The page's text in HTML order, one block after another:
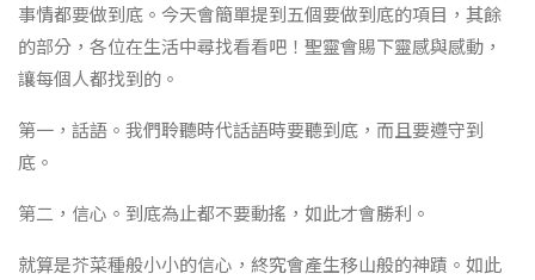
事情都要做到底。今天會簡單提到五個要做到底的項目，其餘
的部分，各位在生活中尋找看看吧！聖靈會賜下靈感與感動，
讓每個人都找到的。
第一，話語。我們聆聽時代話語時要聽到底，而且要遵守到
底。
第二，信心。到底為止都不要動搖，如此才會勝利。
就算是芥菜種般小小的信心，終究會產生移山般的神蹟。如此